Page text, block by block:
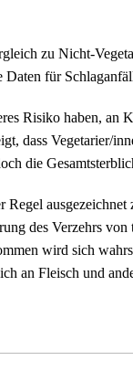
zu Nicht-
Daten für
Risiko haben,
dass
die
des Verzehrs
wird sich
an Fleisch und